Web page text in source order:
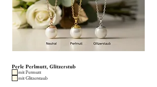
Perle Perlmutt, Glitzerstub
mit Permutt
mit Glitzerstaub